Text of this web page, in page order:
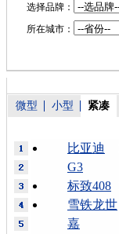
选择品牌：
所在城市：
微型 小型 紧凑
比亚迪
G3
标致408
雪铁龙世
嘉